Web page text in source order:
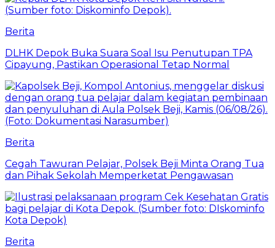
Berita
DLHK Depok Buka Suara Soal Isu Penutupan TPA
Cipayung, Pastikan Operasional Tetap Normal
Berita
Cegah Tawuran Pelajar, Polsek Beji Minta Orang Tua
dan Pihak Sekolah Memperketat Pengawasan
Berita